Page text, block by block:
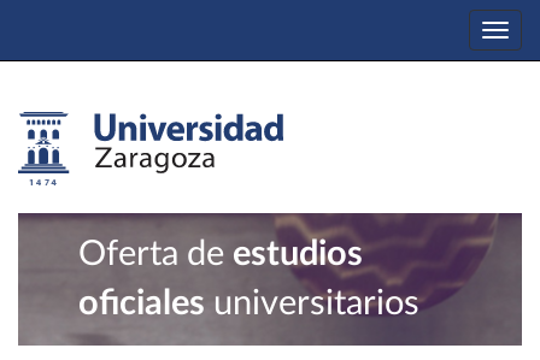
Oferta de estudios
oficiales universitarios